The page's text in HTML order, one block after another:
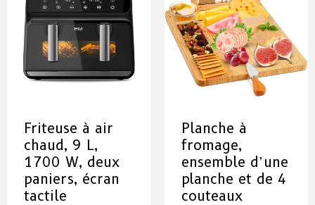
Friteuse à air
chaud, 9 L,
1700 W, deux
paniers, écran
tactile
Planche à
fromage,
ensemble d’une
planche et de 4
couteaux